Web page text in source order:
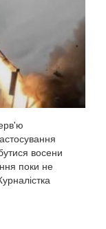
восени
поки не